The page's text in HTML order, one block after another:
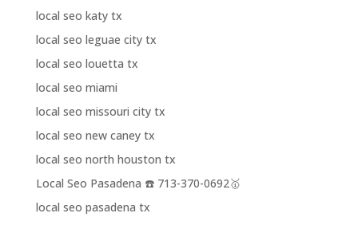
local seo katy tx
local seo leguae city tx
local seo louetta tx
local seo miami
local seo missouri city tx
local seo new caney tx
local seo north houston tx
Local Seo Pasadena ☎️ 713-370-0692🥇
local seo pasadena tx